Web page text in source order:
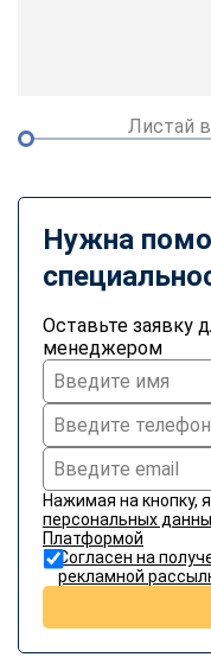
Листай
Нужна
Оставьте заявку
менеджером
Нажимая на кнопку,
персональных
Платформой
Согласен на
рекламной